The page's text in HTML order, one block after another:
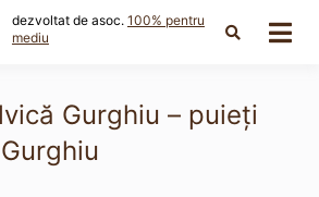
dezvoltat de asoc. 100% pentru
mediu
Gurghiu – puieți